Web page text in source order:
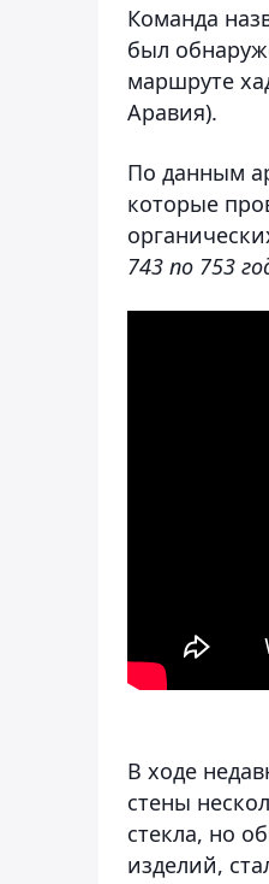
Команда
был
маршруте
Аравия).
По данным
которые
743 по 753
В ходе
стены
стекла, но
изделий,